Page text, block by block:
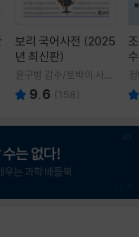
보리 국어사전 (2025
년 최신판)
윤구병 감수/토박이 사전
편찬실 편
9.6 (158)